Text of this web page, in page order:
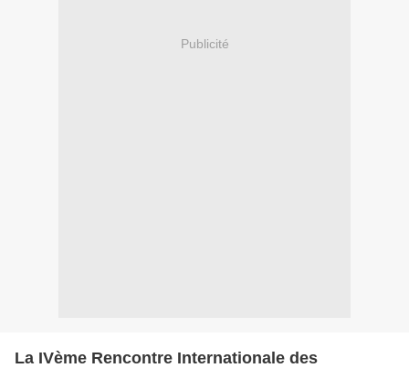
Publicité
La IVème Rencontre Internationale des